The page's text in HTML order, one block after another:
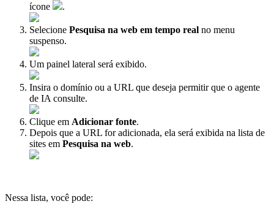
ícone
.
Selecione Pesquisa na web em tempo real no menu
suspenso.
Um painel lateral será exibido.
Insira o domínio ou a URL que deseja permitir que o agente
de IA consulte.
Clique em Adicionar fonte.
Depois que a URL for adicionada, ela será exibida na lista de
sites em Pesquisa na web.
Nessa lista, você pode: